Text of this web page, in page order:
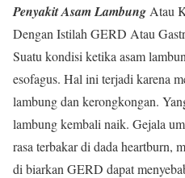
Penyakit Asam Lambung Atau
Dengan Istilah GERD Atau
Suatu kondisi ketika asam
esofagus. Hal ini terjadi karena
lambung dan kerongkongan.
lambung kembali naik. Gejala
rasa terbakar di dada heartburn,
di biarkan GERD dapat